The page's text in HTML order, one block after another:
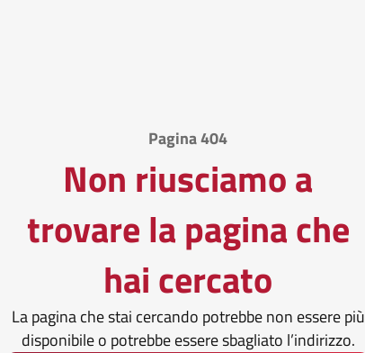
Pagina 404
Non riusciamo a
trovare la pagina che
hai cercato
La pagina che stai cercando potrebbe non essere più
disponibile o potrebbe essere sbagliato l’indirizzo.